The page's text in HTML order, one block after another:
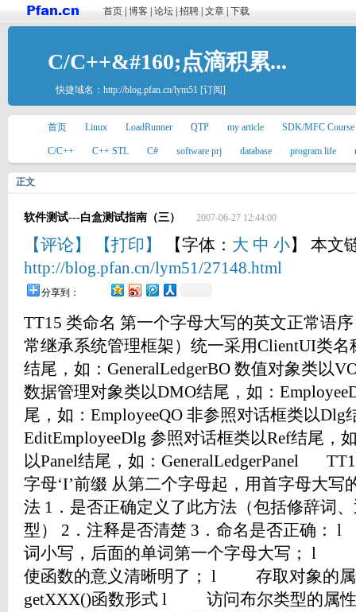
首页 博客 论坛 招聘 文章 下载
C/C++&#160;点滴积累...
快捷域名： http://blog.pfan.cn/lym51 [订阅]
首页 Linux LoadRunner QTP my article SDK/MFC Course
C/C++ C++ STL C# software prj database program life
正文
软件测试---白盒测试指南（三） 2007-06-27 12:44:00
【评论】 【打印】 【字体： 大 中 小】 本文
http://blog.pfan.cn/lym51/27148.html
分享到：
TT15 类命名 第一个字母大写的英文正常语
常继承系统管理框架）统一采用ClientUI类
结尾，如：GeneralLedgerBO 数值对象类以
数据管理对象类以DMO结尾，如：
尾，如：EmployeeQO 非参照对话框类以Dlg
EditEmployeeDlg 参照对话框类以Ref结尾，
以Panel结尾，如：GeneralLedgerPanel
字母‘I’前缀 从第二个字母起，用首字母大
法 1．是否正确定义了此方法（包括修辞词
型） 2．注释是否清楚 3．命名是否正确
词小写，后面的单词第一个字母大写； l
使函数的意义清晰明了； l 存取对象的属
getXXX()函数形式 l 访问布尔类型的属